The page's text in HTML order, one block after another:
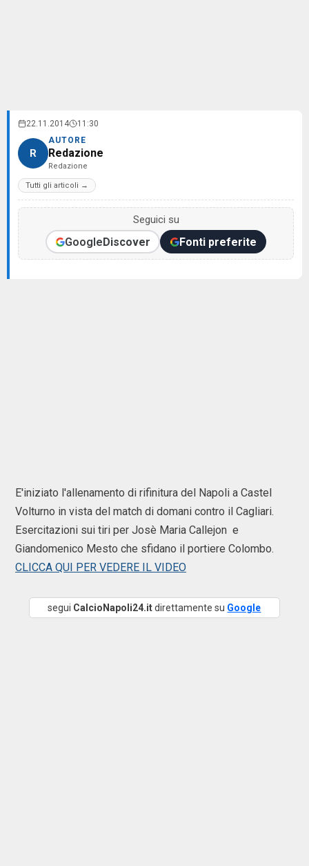
22.11.2014 11:30
R
AUTORE
Redazione
Redazione
Tutti gli articoli →
Seguici su
GoogleDiscover Fonti preferite
E'iniziato l'allenamento di rifinitura del Napoli a Castel
Volturno in vista del match di domani contro il Cagliari.
Esercitazioni sui tiri per Josè Maria Callejon e
Giandomenico Mesto che sfidano il portiere Colombo.
CLICCA QUI PER VEDERE IL VIDEO
segui CalcioNapoli24.itdirettamente su Google